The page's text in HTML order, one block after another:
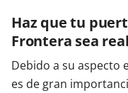
Haz que tu
Frontera sea
Debido a su aspecto
es de gran